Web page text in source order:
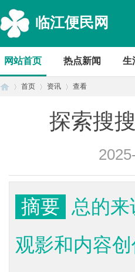
临江便民网
网站首页 热点新闻 生
首页 资讯 查看
探索搜
摘要
总的
观影和内容